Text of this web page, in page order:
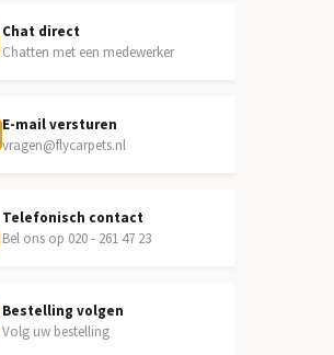
Chat direct
Chatten met een medewerker
E-mail versturen
vragen@flycarpets.nl
Telefonisch contact
Bel ons op 020 - 261 47 23
Bestelling volgen
Volg uw bestelling